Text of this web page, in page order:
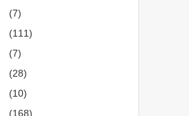
(7)
(111)
(7)
(28)
(10)
(168)